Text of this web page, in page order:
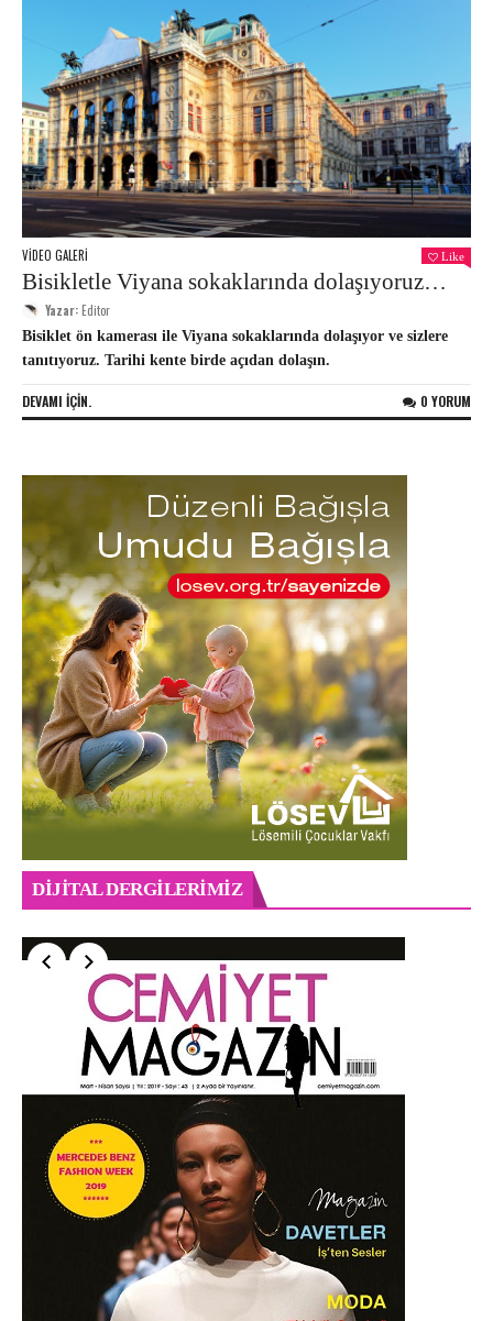
VIDEO GALERI Like
Bisikletle Viyana sokaklarında dolaşıyoruz…
Yazar:Editor
Bisiklet ön kamerası ile Viyana sokaklarında dolaşıyor ve sizlere
tanıtıyoruz. Tarihi kente birde açıdan dolaşın.
DEVAMI IÇIN. 0 YORUM
DIJITAL DERGILERIMIZ